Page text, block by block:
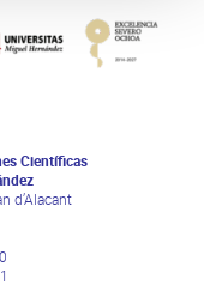
Científicas
d’Alacant